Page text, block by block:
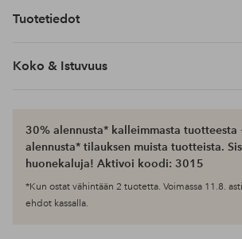
Tuotetiedot
Koko & Istuvuus
30% alennusta* kalleimmasta tuotteesta
alennusta* tilauksen muista tuotteista.
huonekaluja! Aktivoi koodi: 3015
*Kun ostat vähintään 2 tuotetta. Voimassa 11.8.
ehdot kassalla.